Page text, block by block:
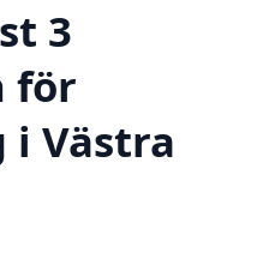
3
för
i Västra